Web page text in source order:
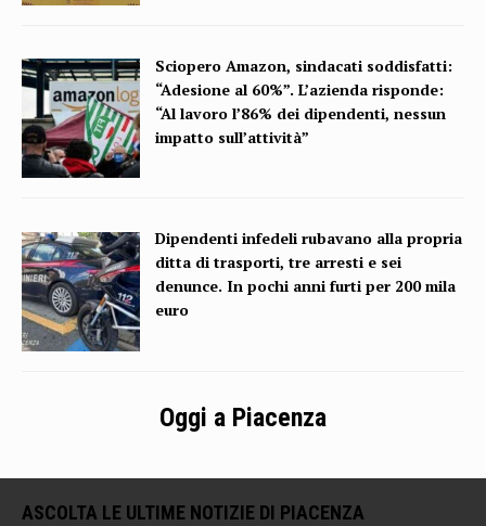
Sciopero Amazon, sindacati soddisfatti:
“Adesione al 60%”. L’azienda risponde:
“Al lavoro l’86% dei dipendenti, nessun
impatto sull’attività”
Dipendenti infedeli rubavano alla propria
ditta di trasporti, tre arresti e sei
denunce. In pochi anni furti per 200 mila
euro
Oggi a Piacenza
ASCOLTA LE ULTIME NOTIZIE DI PIACENZA